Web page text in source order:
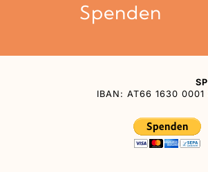
Spenden
IBAN: AT66 1630